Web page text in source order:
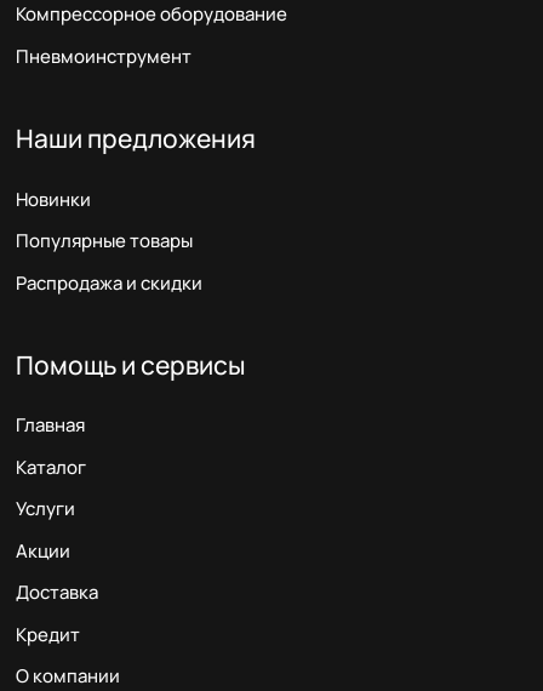
Компрессорное оборудование
Пневмоинструмент
Наши предложения
Новинки
Популярные товары
Распродажа и скидки
Помощь и сервисы
Главная
Каталог
Услуги
Акции
Доставка
Кредит
О компании